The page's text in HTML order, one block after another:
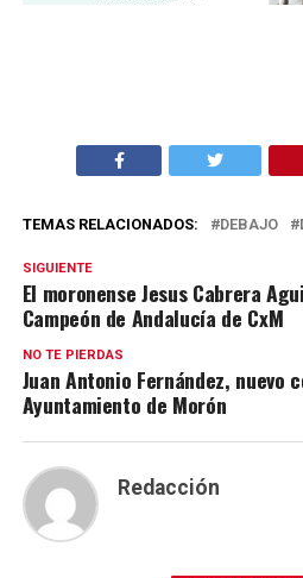
TEMAS RELACIONADOS: DEBAJO
SIGUIENTE
El moronense Jesus Cabrera
Campeón de Andalucía de CxM
NO TE PIERDAS
Juan Antonio Fernández, nuevo
Ayuntamiento de Morón
Redacción